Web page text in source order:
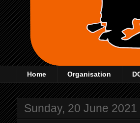
Home Organisation
Sunday, 20 June 2021